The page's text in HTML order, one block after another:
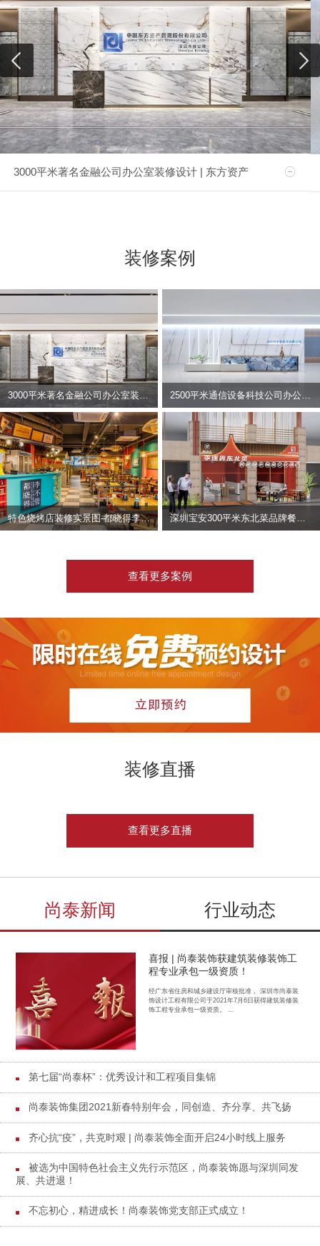
3000平米著名金融公司办公室装修设计 | 东方资产
装修案例
2500平米通信设备科技公司办公室设计 | 宇泰科技
特色烧烤店装修实景图-都晓得李不管
查看更多案例
装修直播
查看更多直播
尚泰新闻 行业动态
喜报 | 尚泰装饰获建筑装修装饰工
程专业承包一级资质！
经广东省住房和城乡建设厅审核批准， 深圳市尚泰装
饰设计工程有限公司于2021年7月6日获得建筑装修装
饰工程专业承包一级资质。 ...
第七届“尚泰杯”：优秀设计和工程项目集锦
尚泰装饰集团2021新春特别年会，同创造、齐分享、共飞扬
齐心抗“疫”，共克时艰 | 尚泰装饰全面开启24小时线上服务
被选为中国特色社会主义先行示范区，尚泰装饰愿与深圳同发
展、共进退！
不忘初心，精进成长！尚泰装饰党支部正式成立！